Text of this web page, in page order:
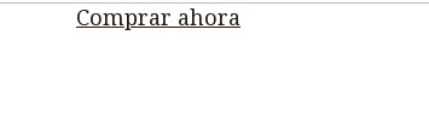
Comprar ahora